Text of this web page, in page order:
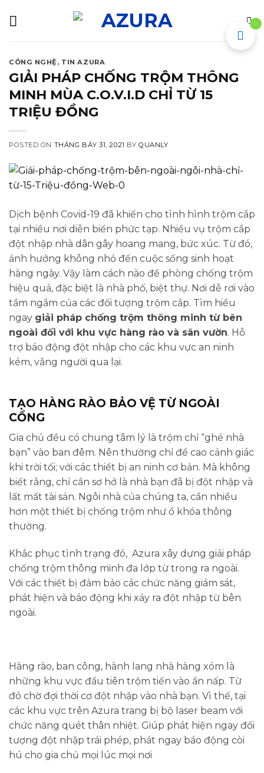
CÔNG NGHỆ , TIN AZURA
GIẢI PHÁP CHỐNG TRỘM THÔNG
MINH MÙA C.O.V.I.D CHỈ TỪ 15
TRIỆU ĐỒNG
POSTED ON THÁNG BẢY 31, 2021 BY QUANLY
Dịch bệnh Covid-19 đã khiến cho tình hình trộm cắp
tại nhiều nơi diễn biến phức tạp. Nhiều vụ trộm cắp
đột nhập nhà dân gây hoang mang, bức xúc. Từ đó,
ảnh hưởng không nhỏ đến cuộc sống sinh hoạt
hàng ngày. Vậy làm cách nào để phòng chống trộm
hiệu quả, đặc biệt là nhà phố, biệt thự. Nơi dễ rơi vào
tầm ngắm của các đối tượng trộm cắp. Tìm hiểu
ngay giải pháp chống trộm thông minh từ bên
ngoài đối với khu vực hàng rào và sân vườn. Hỗ
trợ báo động đột nhập cho các khu vực an ninh
kém, vắng người qua lại.
TẠO HÀNG RÀO BẢO VỆ TỪ NGOÀI
CỔNG
Gia chủ đều có chung tâm lý là trộm chỉ “ghé nhà
bạn” vào ban đêm. Nên thường chỉ đề cao cảnh giác
khi trời tối; với các thiết bị an ninh cơ bản. Mà không
biết rằng, chỉ cần sơ hở là nhà bạn đã bị đột nhập và
lất mất tài sản. Ngôi nhà của chúng ta, cần nhiều
hơn một thiết bị chống trộm như ổ khóa thông
thường.
Khắc phục tình trạng đó, Azura xây dựng giải pháp
chống trộm thông minh đa lớp từ trong ra ngoài.
Với các thiết bị đảm bảo các chức năng giám sát,
phát hiện và báo động khi xảy ra đột nhập từ bên
ngoài.
Hàng rào, ban công, hành lang nhà hàng xóm là
những khu vực đầu tiên trộm tiến vào ẩn nấp. Từ
đó chờ đợi thời cơ đột nhập vào nhà bạn. Vì thế, tại
các khu vực trên Azura trang bị bộ laser beam với
chức năng quét thân nhiệt. Giúp phát hiện ngay đối
tượng đột nhập trái phép, phát ngay báo động còi
hú cho gia chủ mọi lúc mọi nơi
0